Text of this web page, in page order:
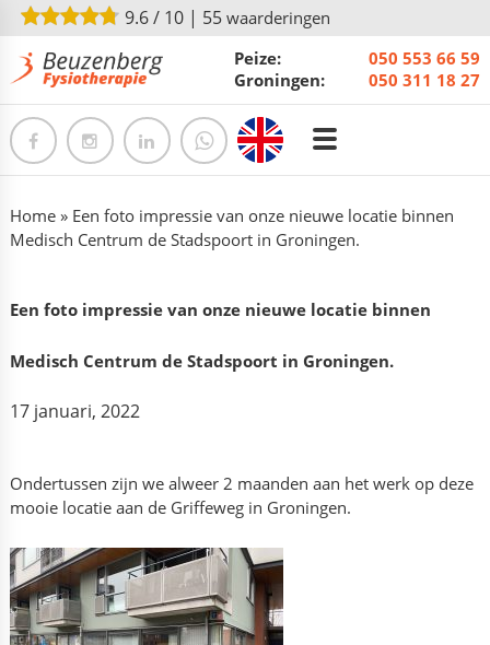
9.6/ 10 | 55 waarderingen
Peize:
050 553 66 59
Groningen:
050 311 18 27
Home» Een foto impressie van onze nieuwe locatie binnen
Medisch Centrum de Stadspoort in Groningen.
Een foto impressie van onze nieuwe locatie binnen
Medisch Centrum de Stadspoort in Groningen.
17 januari, 2022
Ondertussen zijn we alweer 2 maanden aan het werk op deze
mooie locatie aan de Griffeweg in Groningen.